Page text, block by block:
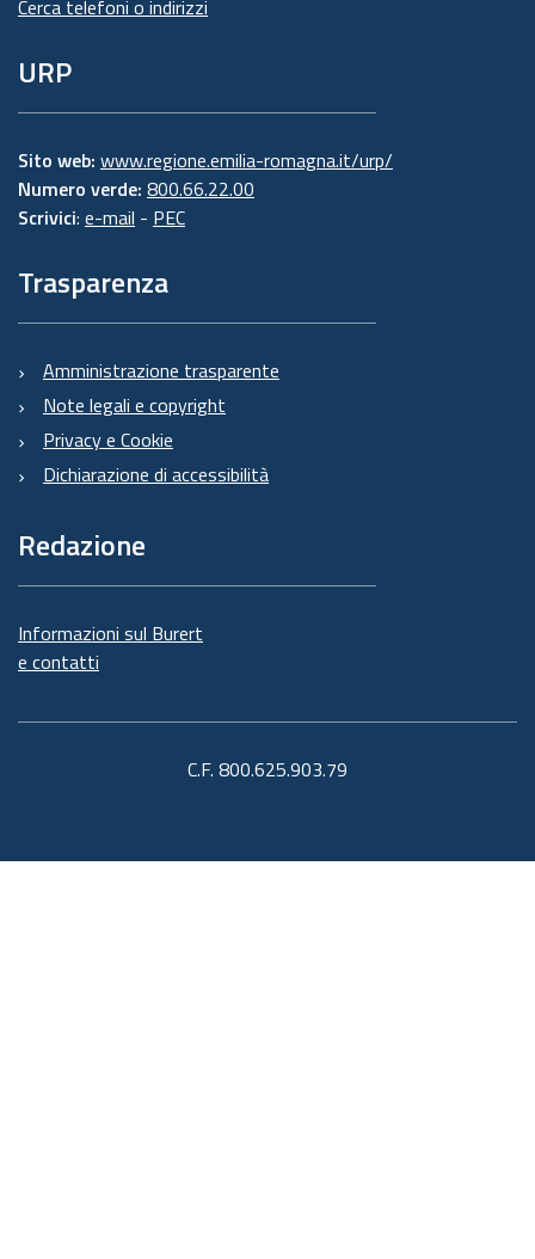
Cerca telefoni o indirizzi
URP
Sito web: www.regione.emilia-romagna.it/urp/
Numero verde: 800.66.22.00
Scrivici: e-mail - PEC
Trasparenza
Amministrazione trasparente
Note legali e copyright
Privacy e Cookie
Dichiarazione di accessibilità
Redazione
Informazioni sul Burert
e contatti
C.F. 800.625.903.79